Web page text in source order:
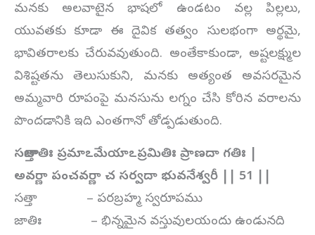
మనకు అలవాటైన భాషలో ఉండటం వల్ల పిల్లలు,
యువతకు కూడా ఈ దైవిక తత్వం సులభంగా అర్థమై,
భావితరాలకు చేరువవుతుంది. అంతేకాకుండా, అష్టలక్ష్ముల
విశిష్టతను తెలుసుకుని, మనకు అత్యంత అవసరమైన
అమ్మవారి రూపంపై మనసును లగ్నం చేసి కోరిన వరాలను
పొందడానికి ఇది ఎంతగానో తోడ్పడుతుంది.
సత్తాజాతిః ప్రమాఽమేయాఽప్రమితిః ప్రాణదా గతిః |
అవర్ణా పంచవర్ణా చ సర్వదా భువనేశ్వరీ || 51 ||
సత్తా – పరబ్రహ్మ స్వరూపము
జాతిః – భిన్నమైన వస్తువులయందు ఉండునది